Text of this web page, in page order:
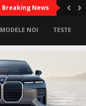
Breaking News
MODELE NOI TESTE